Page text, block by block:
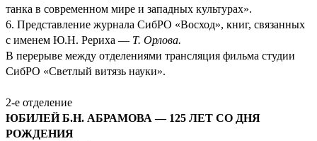
танка в современном мире и западных культурах».
6. Представление журнала СибРО «Восход», книг, связанных
с именем Ю.Н. Рериха — Т. Орлова.
В перерыве между отделениями трансляция фильма студии
СибРО «Светлый витязь науки».
2-е отделение
ЮБИЛЕЙ Б.Н. АБРАМОВА — 125 ЛЕТ СО ДНЯ
РОЖДЕНИЯ